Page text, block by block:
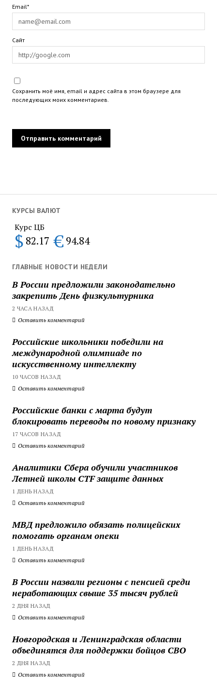
КУРСЫ ВАЛЮТ
Курс ЦБ
$ 82.17 € 94.84
ГЛАВНЫЕ НОВОСТИ НЕДЕЛИ
В России предложили законодательно
закрепить День физкультурника
2 ЧАСА НАЗАД
Оставить комментарий
Российские школьники победили на
международной олимпиаде по
искусственному интеллекту
10 ЧАСОВ НАЗАД
Оставить комментарий
Российские банки с марта будут
блокировать переводы по новому признаку
17 ЧАСОВ НАЗАД
Оставить комментарий
Аналитики Сбера обучили участников
Летней школы CTF защите данных
1 ДЕНЬ НАЗАД
Оставить комментарий
МВД предложило обязать полицейских
помогать органам опеки
1 ДЕНЬ НАЗАД
Оставить комментарий
В России назвали регионы с пенсией среди
неработающих свыше 35 тысяч рублей
2 ДНЯ НАЗАД
Оставить комментарий
Новгородская и Ленинградская области
объединятся для поддержки бойцов СВО
2 ДНЯ НАЗАД
Оставить комментарий
Email*
Сайт
Сохранить моё имя, email и адрес сайта в этом браузере для
последующих моих комментариев.